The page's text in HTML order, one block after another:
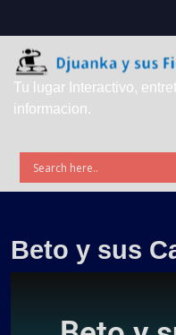
Tu lugar Interactivo,
informacion.
Beto y sus